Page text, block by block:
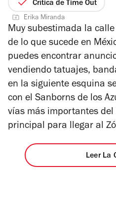
Crítica de Time Out
Erika Miranda
Muy subestimada la
de lo que sucede en
puedes encontrar
vendiendo tatuajes,
en la siguiente esquina
con el Sanborns de los
vías más importantes
principal para llegar al
Leer La